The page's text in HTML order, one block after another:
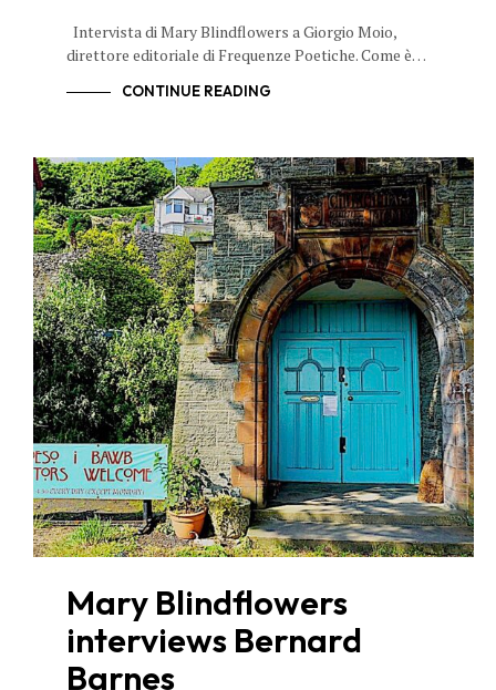
Intervista di Mary Blindflowers a Giorgio Moio,
direttore editoriale di Frequenze Poetiche. Come è…
CONTINUE READING
Mary Blindflowers
interviews Bernard
Barnes